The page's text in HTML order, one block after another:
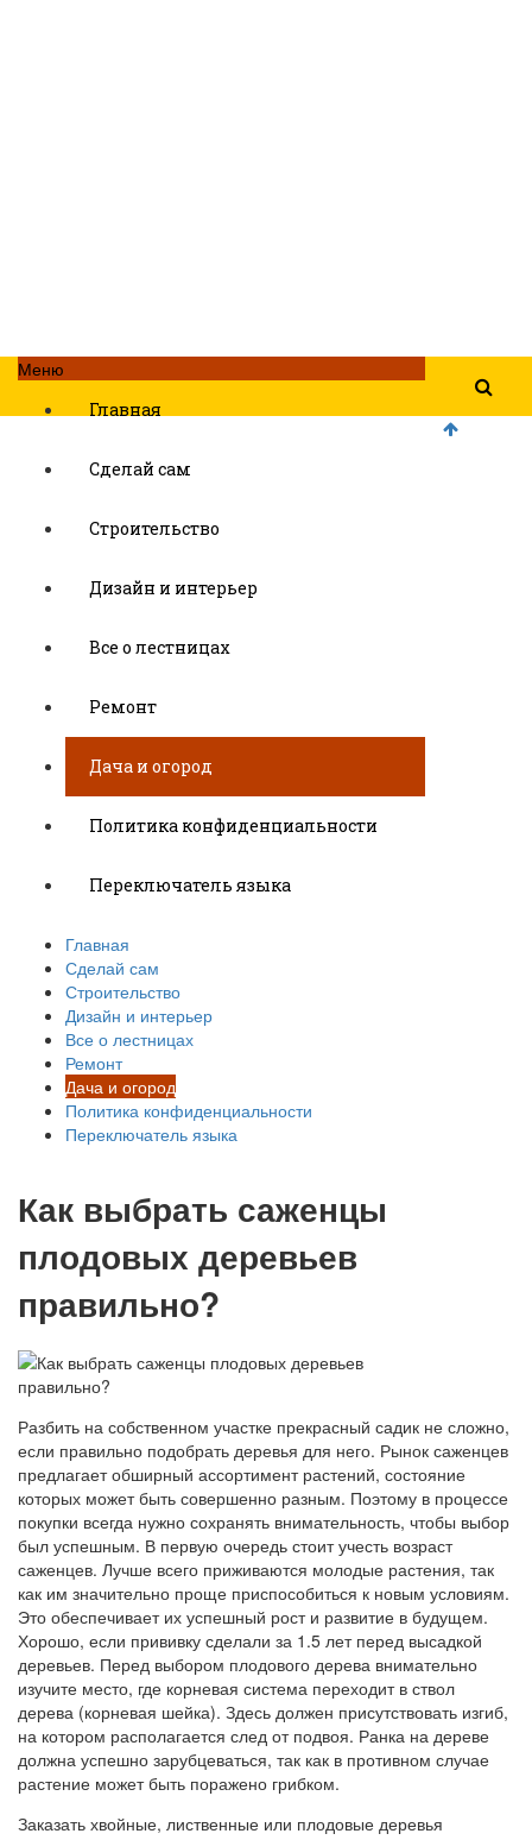
Меню
Главная
Сделай сам
Строительство
Дизайн и интерьер
Все о лестницах
Ремонт
Дача и огород
Политика конфиденциальности
Переключатель языка
Главная
Сделай сам
Строительство
Дизайн и интерьер
Все о лестницах
Ремонт
Дача и огород
Политика конфиденциальности
Переключатель языка
Как выбрать саженцы
плодовых деревьев
правильно?
Разбить на собственном участке прекрасный садик не сложно,
если правильно подобрать деревья для него. Рынок саженцев
предлагает обширный ассортимент растений, состояние
которых может быть совершенно разным. Поэтому в процессе
покупки всегда нужно сохранять внимательность, чтобы выбор
был успешным. В первую очередь стоит учесть возраст
саженцев. Лучше всего приживаются молодые растения, так
как им значительно проще приспособиться к новым условиям.
Это обеспечивает их успешный рост и развитие в будущем.
Хорошо, если прививку сделали за 1.5 лет перед высадкой
деревьев. Перед выбором плодового дерева внимательно
изучите место, где корневая система переходит в ствол
дерева (корневая шейка). Здесь должен присутствовать изгиб,
на котором располагается след от подвоя. Ранка на дереве
должна успешно зарубцеваться, так как в противном случае
растение может быть поражено грибком.
Заказать хвойные, лиственные или плодовые деревья